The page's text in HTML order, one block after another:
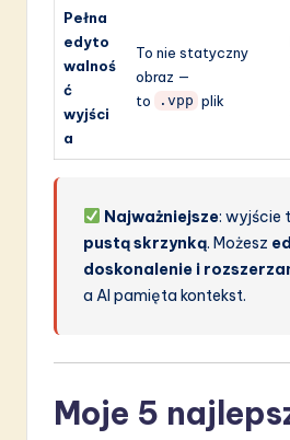
Pełna
edyto
walnoś
ć
wyjści
a
To nie statyczny
obraz —
to
.vpp plik
Najważniejsze: wyjście
pustą skrzynką. Możesz
doskonalenie i
a AI pamięta kontekst.
Moje 5